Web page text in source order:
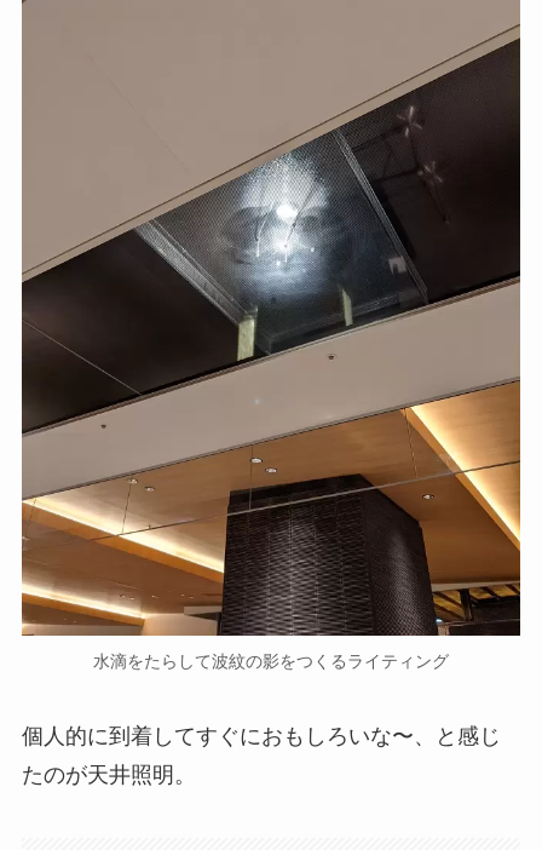
水滴をたらして波紋の影をつくるライティング
個人的に到着してすぐにおもしろいな〜、と感じ
たのが天井照明。